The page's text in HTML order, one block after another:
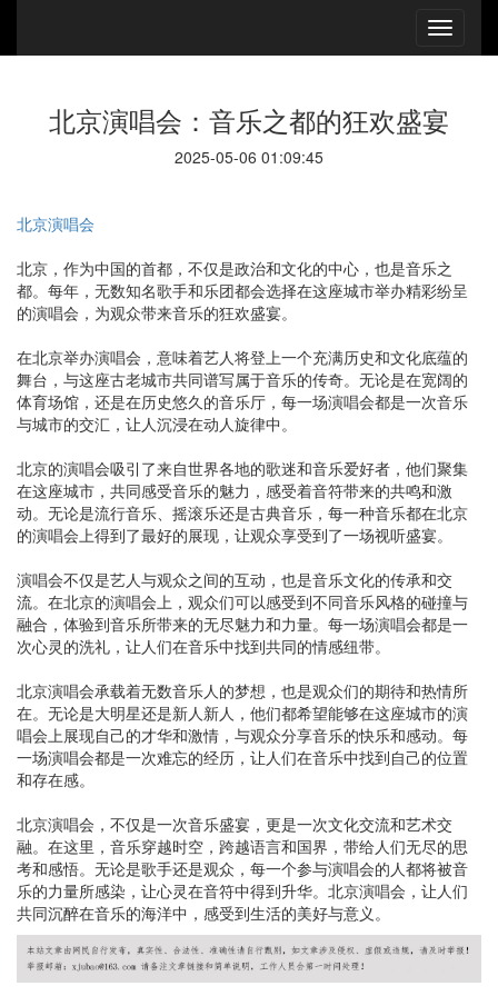
北京演唱会：音乐之都的狂欢盛宴
2025-05-06 01:09:45
北京演唱会
北京，作为中国的首都，不仅是政治和文化的中心，也是音乐之
都。每年，无数知名歌手和乐团都会选择在这座城市举办精彩纷呈
的演唱会，为观众带来音乐的狂欢盛宴。
在北京举办演唱会，意味着艺人将登上一个充满历史和文化底蕴的
舞台，与这座古老城市共同谱写属于音乐的传奇。无论是在宽阔的
体育场馆，还是在历史悠久的音乐厅，每一场演唱会都是一次音乐
与城市的交汇，让人沉浸在动人旋律中。
北京的演唱会吸引了来自世界各地的歌迷和音乐爱好者，他们聚集
在这座城市，共同感受音乐的魅力，感受着音符带来的共鸣和激
动。无论是流行音乐、摇滚乐还是古典音乐，每一种音乐都在北京
的演唱会上得到了最好的展现，让观众享受到了一场视听盛宴。
演唱会不仅是艺人与观众之间的互动，也是音乐文化的传承和交
流。在北京的演唱会上，观众们可以感受到不同音乐风格的碰撞与
融合，体验到音乐所带来的无尽魅力和力量。每一场演唱会都是一
次心灵的洗礼，让人们在音乐中找到共同的情感纽带。
北京演唱会承载着无数音乐人的梦想，也是观众们的期待和热情所
在。无论是大明星还是新人新人，他们都希望能够在这座城市的演
唱会上展现自己的才华和激情，与观众分享音乐的快乐和感动。每
一场演唱会都是一次难忘的经历，让人们在音乐中找到自己的位置
和存在感。
北京演唱会，不仅是一次音乐盛宴，更是一次文化交流和艺术交
融。在这里，音乐穿越时空，跨越语言和国界，带给人们无尽的思
考和感悟。无论是歌手还是观众，每一个参与演唱会的人都将被音
乐的力量所感染，让心灵在音符中得到升华。北京演唱会，让人们
共同沉醉在音乐的海洋中，感受到生活的美好与意义。